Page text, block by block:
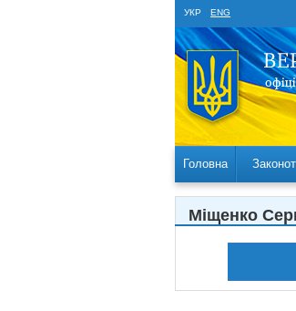
УКР ENG
Головна
Міщенко